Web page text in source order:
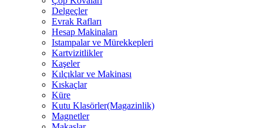
Delgeçler
Evrak Rafları
Hesap Makinaları
Istampalar ve Mürekkepleri
Kartvizitlikler
Kaşeler
Kılçıklar ve Makinası
Kıskaçlar
Küre
Kutu Klasörler(Magazinlik)
Magnetler